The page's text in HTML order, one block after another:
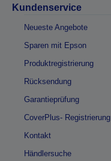
Kundenservice
Neueste Angebote
Sparen mit Epson
Produktregistrierung
Rücksendung
Garantieprüfung
CoverPlus- Registrierung
Kontakt
Händlersuche